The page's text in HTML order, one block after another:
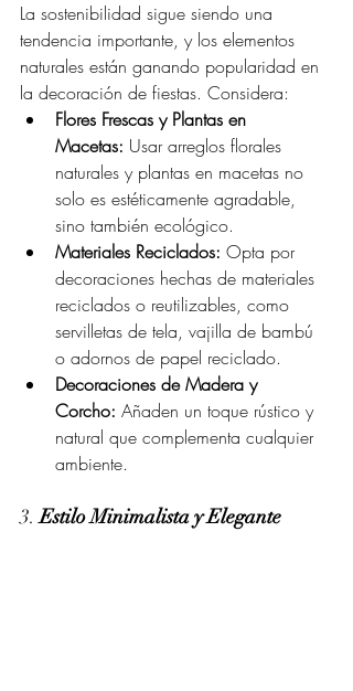
La sostenibilidad sigue siendo una
tendencia importante, y los elementos
naturales están ganando popularidad en
la decoración de fiestas. Considera:
Flores Frescas y Plantas en
Macetas: Usar arreglos florales
naturales y plantas en macetas no
solo es estéticamente agradable,
sino también ecológico.
Materiales Reciclados: Opta por
decoraciones hechas de materiales
reciclados o reutilizables, como
servilletas de tela, vajilla de bambú
o adornos de papel reciclado.
Decoraciones de Madera y
Corcho: Añaden un toque rústico y
natural que complementa cualquier
ambiente.
3. Estilo Minimalista y Elegante